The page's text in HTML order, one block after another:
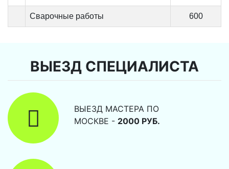
Сварочные работы 600
ВЫЕЗД СПЕЦИАЛИСТА
ВЫЕЗД МАСТЕРА ПО
МОСКВЕ - 2000 РУБ.